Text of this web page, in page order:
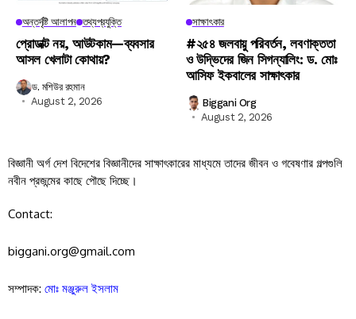
অন্তর্দৃষ্টি আলাপন তথ্যপ্রযুক্তি
প্রোডাক্ট নয়, আউটকাম—ব্যবসার
আসল খেলাটা কোথায়?
ড. মশিউর রহমান
August 2, 2026
সাক্ষাৎকার
#২৫৪ জলবায়ু পরিবর্তন, লবণাক্ততা
ও উদ্ভিদের জিন সিগন্যালিং: ড. মোঃ
আসিফ ইকবালের সাক্ষাৎকার
Biggani Org
August 2, 2026
বিজ্ঞানী অর্গ দেশ বিদেশের বিজ্ঞানীদের সাক্ষাৎকারের মাধ্যমে তাদের জীবন ও গবেষণার গল্পগুলি
নবীন প্রজন্মের কাছে পৌছে দিচ্ছে।
Contact:
biggani.org@gmail.com
সম্পাদক: মোঃ মঞ্জুরুল ইসলাম